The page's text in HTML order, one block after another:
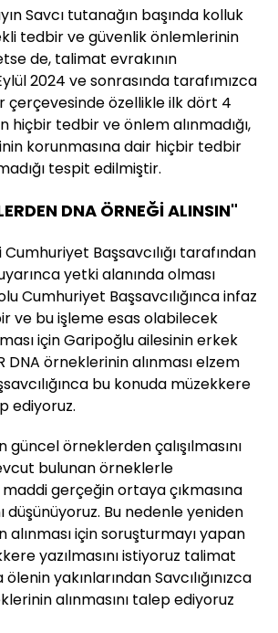
Savcı tutanağın başında kolluk
tedbir ve güvenlik önlemlerinin
de, talimat evrakının
2024 ve sonrasında tarafımızca
çerçevesinde özellikle ilk dört 4
hiçbir tedbir ve önlem alınmadığı,
korunmasına dair hiçbir tedbir
tespit edilmiştir.
DNA ÖRNEĞİ ALINSIN"
Başsavcılığı tarafından
yetki alanında olması
Cumhuriyet Başsavcılığınca infaz
ve bu işleme esas olabilecek
için Garipoğlu ailesinin erkek
DNA örneklerinin alınması elzem
bu konuda müzekkere
ediyoruz.
güncel örneklerden çalışılmasını
bulunan örneklerle
gerçeğin ortaya çıkmasına
düşünüyoruz. Bu nedenle yeniden
alınması için soruşturmayı yapan
yazılmasını istiyoruz talimat
yakınlarından Savcılığınızca
alınmasını talep ediyoruz